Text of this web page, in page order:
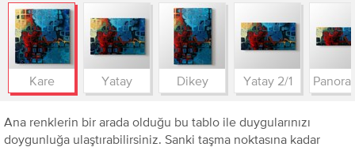
Kare Yatay Dikey Yatay 2/1
Ana renklerin bir arada olduğu bu tablo ile duygularınızı
doygunluğa ulaştırabilirsiniz. Sanki taşma noktasına kadar